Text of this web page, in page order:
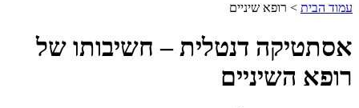
עמוד הבית > רופא שיניים
אסתטיקה דנטלית – חשיבותו של
רופא השיניים